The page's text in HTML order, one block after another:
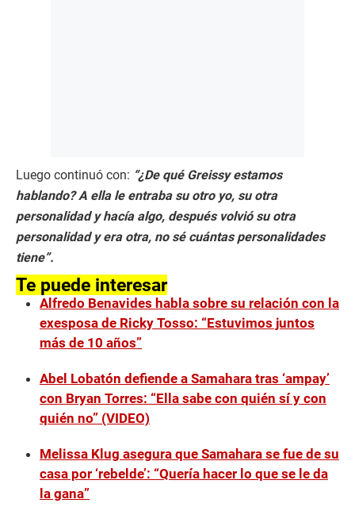
Luego continuó con: “¿De qué Greissy estamos
hablando? A ella le entraba su otro yo, su otra
personalidad y hacía algo, después volvió su otra
personalidad y era otra, no sé cuántas personalidades
tiene”.
Te puede interesar
Alfredo Benavides habla sobre su relación con la
exesposa de Ricky Tosso: “Estuvimos juntos
más de 10 años”
Abel Lobatón defiende a Samahara tras ‘ampay’
con Bryan Torres: “Ella sabe con quién sí y con
quién no” (VIDEO)
Melissa Klug asegura que Samahara se fue de su
casa por ‘rebelde’: “Quería hacer lo que se le da
la gana”